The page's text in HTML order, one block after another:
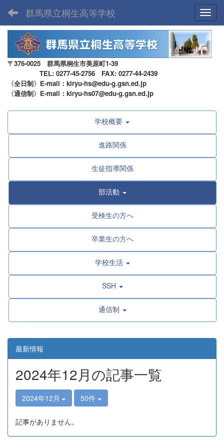
群馬県立桐生高等学校
〒376-0025 群馬県桐生市美原町1-39
TEL: 0277-45-2756 FAX: 0277-44-2439
〈全日制〉E-mail：kiryu-hs@edu-g.gsn.ed.jp
〈通信制〉E-mail：kiryu-hs07@edu-g.gsn.ed.jp
学校概要
進路関係
生徒指導関係
部活動
受検生の方へ
卒業生の方へ
学校生活
SSH
通信制
最新情報
2024年12月の記事一覧
2024年12月 50件
記事がありません。